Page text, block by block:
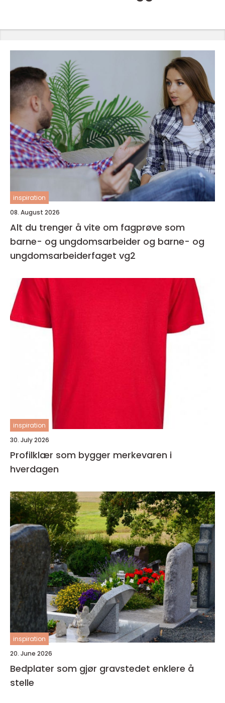
inspiration
08. August 2026
Alt du trenger å vite om fagprøve som
barne- og ungdomsarbeider og barne- og
ungdomsarbeiderfaget vg2
inspiration
30. July 2026
Profilklær som bygger merkevaren i
hverdagen
inspiration
20. June 2026
Bedplater som gjør gravstedet enklere å
stelle